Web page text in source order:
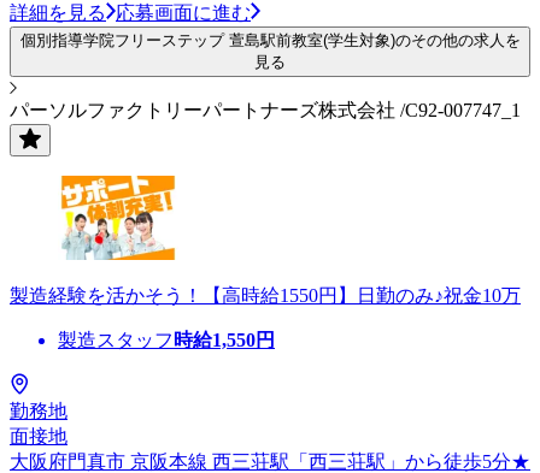
詳細を見る 応募画面に進む
個別指導学院フリーステップ 萱島駅前教室(学生対象)のその他の求人を
見る
パーソルファクトリーパートナーズ株式会社 /C92-007747_1
製造経験を活かそう！【高時給1550円】日勤のみ♪祝金10万
製造スタッフ 時給1,550円
勤務地
面接地
大阪府門真市 京阪本線 西三荘駅「西三荘駅」から徒歩5分★